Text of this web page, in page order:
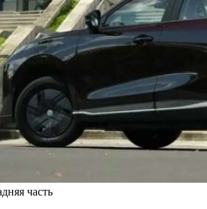
часть